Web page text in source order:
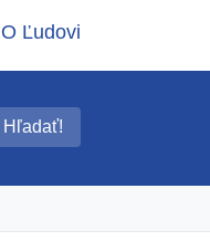
O Ľudovi
Hľadať!